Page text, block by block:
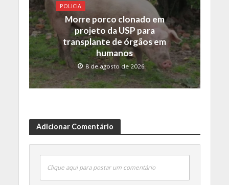
POLICIA
Morre porco clonado em
projeto da USP para
transplante de órgãos em
humanos
8 de agosto de 2026
Adicionar Comentário
Clique aqui para postar um comentário